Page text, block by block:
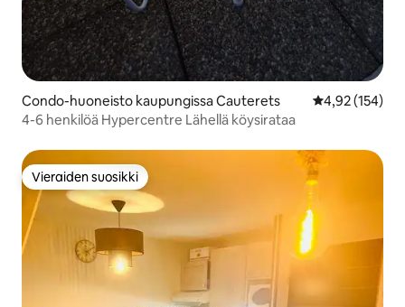
Condo-huoneisto kaupungissa Cauterets
4,92 (154)
4-6 henkilöä Hypercentre Lähellä köysirataa
Vieraiden suosikki
Vieraiden suosikki